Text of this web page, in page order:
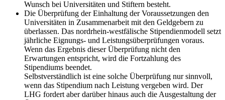
Wunsch bei Universitäten und Stiftern besteht.
Die Überprüfung der Einhaltung der Voraussetzungen den
Universitäten in Zusammenarbeit mit den Geldgebern zu
überlassen. Das nordrhein-westfälische Stipendienmodell setzt
jährliche Eignungs- und Leistungsüberprüfungen voraus.
Wenn das Ergebnis dieser Überprüfung nicht den
Erwartungen entspricht, wird die Fortzahlung des
Stipendiums beendet.
Selbstverständlich ist eine solche Überprüfung nur sinnvoll,
wenn das Stipendium nach Leistung vergeben wird. Der
LHG fordert aber darüber hinaus auch die Ausgestaltung der